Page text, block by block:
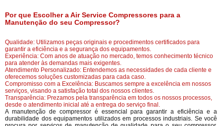
Por que Escolher a Air Service Compressores para a
Manutenção do seu Compressor?
Qualidade: Utilizamos peças originais e procedimentos certificados para
garantir a eficiência e a segurança dos equipamentos.
Experiência: Com anos de atuação no mercado, temos conhecimento técnico
para atender às demandas mais exigentes.
Atendimento Personalizado: Entendemos as necessidades de cada cliente e
oferecemos soluções customizadas para cada caso.
Compromisso com a Excelência: Buscamos sempre a excelência em nossos
serviços, visando a satisfação total dos nossos clientes.
Transparência: Prezamos pela transparência em todos os nossos processos,
desde o atendimento inicial até a entrega do serviço final.
A manutenção de compressor é essencial para garantir a eficiência e a
durabilidade dos equipamentos utilizados em processos industriais. Se você